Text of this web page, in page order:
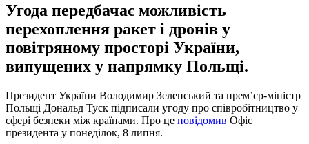
Угода передбачає можливість
перехоплення ракет і дронів у
повітряному просторі України,
випущених у напрямку Польщі.
Президент України Володимир Зеленський та прем’єр-міністр
Польщі Дональд Туск підписали угоду про співробітництво у
сфері безпеки між країнами. Про це повідомив Офіс
президента у понеділок, 8 липня.